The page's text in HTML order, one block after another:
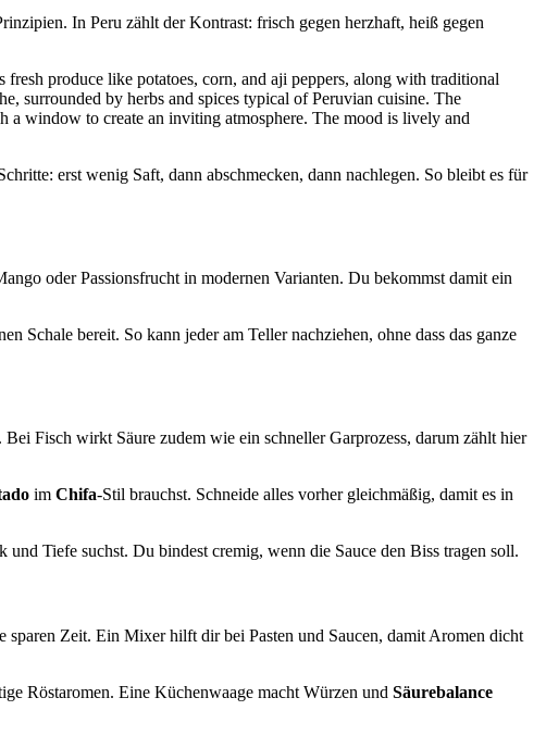
In Peru zählt der Kontrast: frisch gegen herzhaft, heiß gegen
erst wenig Saft, dann abschmecken, dann nachlegen. So bleibt es für
oder Passionsfrucht in modernen Varianten. Du bekommst damit ein
Schale bereit. So kann jeder am Teller nachziehen, ohne dass das ganze
Fisch wirkt Säure zudem wie ein schneller Garprozess, darum zählt hier
im Chifa-Stil brauchst. Schneide alles vorher gleichmäßig, damit es in
Tiefe suchst. Du bindest cremig, wenn die Sauce den Biss tragen soll.
sparen Zeit. Ein Mixer hilft dir bei Pasten und Saucen, damit Aromen dicht
Röstaromen. Eine Küchenwaage macht Würzen und Säurebalance